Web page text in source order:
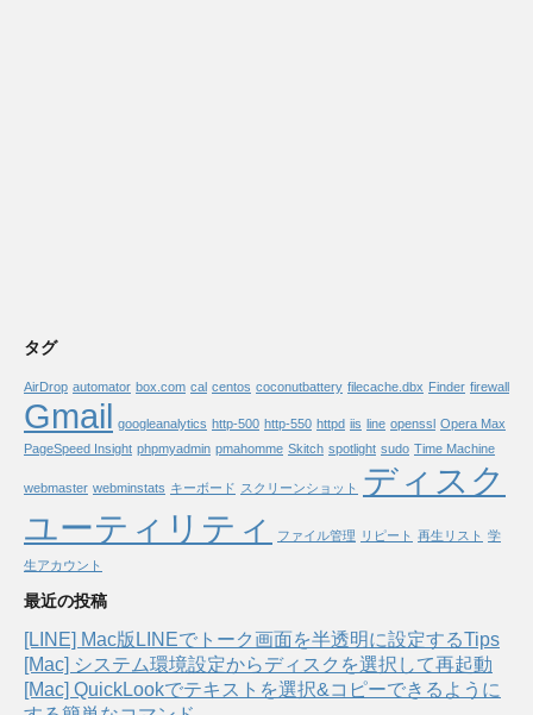
タグ
AirDrop automator box.com cal centos coconutbattery filecache.dbx Finder firewall
Gmail googleanalytics http-500 http-550 httpd iis line openssl Opera Max
PageSpeed Insight phpmyadmin pmahomme Skitch spotlight sudo Time Machine
webmaster webminstats キーボード スクリーンショット
ディスク
ユーティリティ
ファイル管理 リピート 再生リスト 学
生アカウント
最近の投稿
[LINE] Mac版LINEでトーク画面を半透明に設定するTips
[Mac] システム環境設定からディスクを選択して再起動
[Mac] QuickLookでテキストを選択&コピーできるように